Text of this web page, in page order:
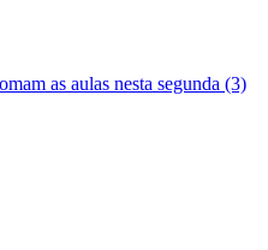
as aulas nesta segunda (3)